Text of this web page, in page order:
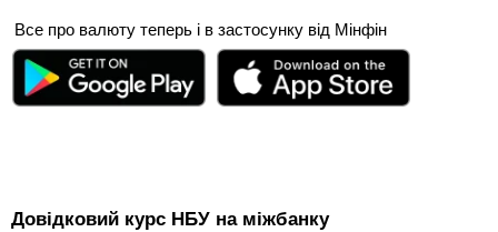
Все про валюту теперь і в застосунку від Мінфін
Довідковий курс НБУ на міжбанку